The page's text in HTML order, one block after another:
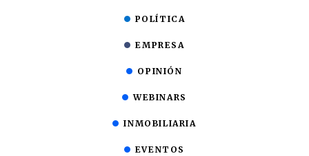
POLÍTICA
EMPRESA
OPINIÓN
WEBINARS
INMOBILIARIA
EVENTOS